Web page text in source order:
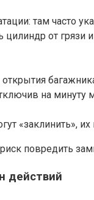
там часто
цилиндр от
на
«заклинить»,
повредить